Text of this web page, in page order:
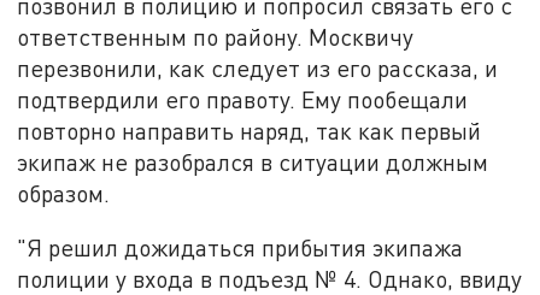
ответственным по району. Москвичу
перезвонили, как следует из его рассказа, и
подтвердили его правоту. Ему пообещали
повторно направить наряд, так как первый
экипаж не разобрался в ситуации должным
образом.
"Я решил дожидаться прибытия экипажа
полиции у входа в подъезд № 4. Однако, ввиду